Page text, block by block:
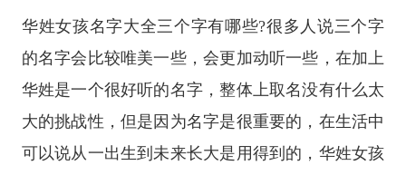
华姓女孩名字大全三个字有哪些?很多人说三个字
的名字会比较唯美一些，会更加动听一些，在加上
华姓是一个很好听的名字，整体上取名没有什么太
大的挑战性，但是因为名字是很重要的，在生活中
可以说从一出生到未来长大是用得到的，华姓女孩